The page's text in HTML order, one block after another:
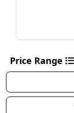
Price Range